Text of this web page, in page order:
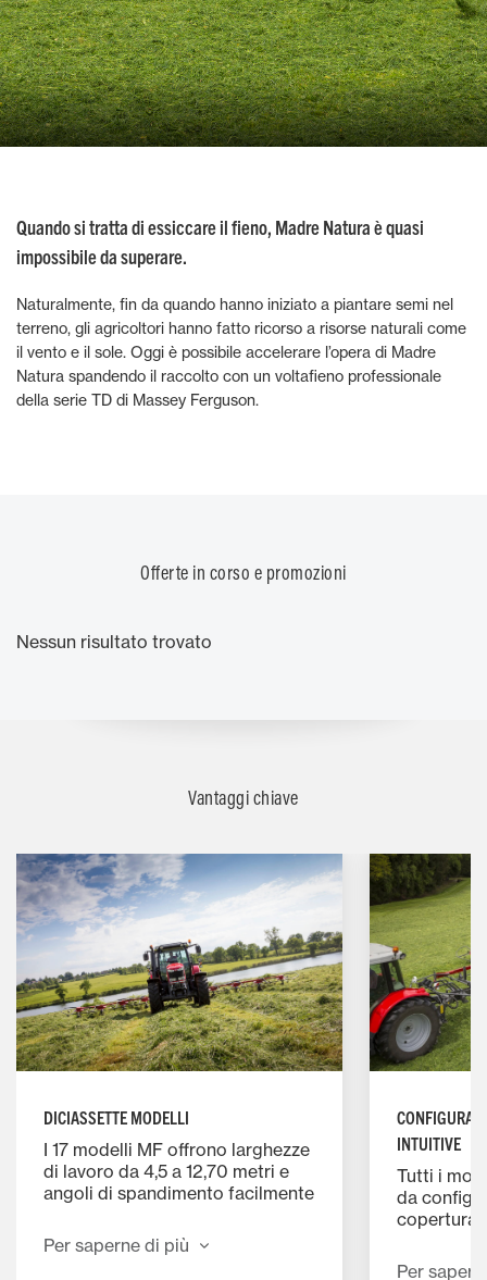
Quando si tratta di essiccare il fieno, Madre Natura è quasi
impossibile da superare.
Naturalmente, fin da quando hanno iniziato a piantare semi nel
terreno, gli agricoltori hanno fatto ricorso a risorse naturali come
il vento e il sole. Oggi è possibile accelerare l’opera di Madre
Natura spandendo il raccolto con un voltafieno professionale
della serie TD di Massey Ferguson.
Offerte in corso e promozioni
Nessun risultato trovato
Vantaggi chiave
DICIASSETTE MODELLI
I 17 modelli MF offrono larghezze
di lavoro da 4,5 a 12,70 metri e
angoli di spandimento facilmente
per la massima adattabilità a
tutte le condizioni di foraggio e
Per saperne di più
INTUITIVE
Tutti i
da
copertura
Per